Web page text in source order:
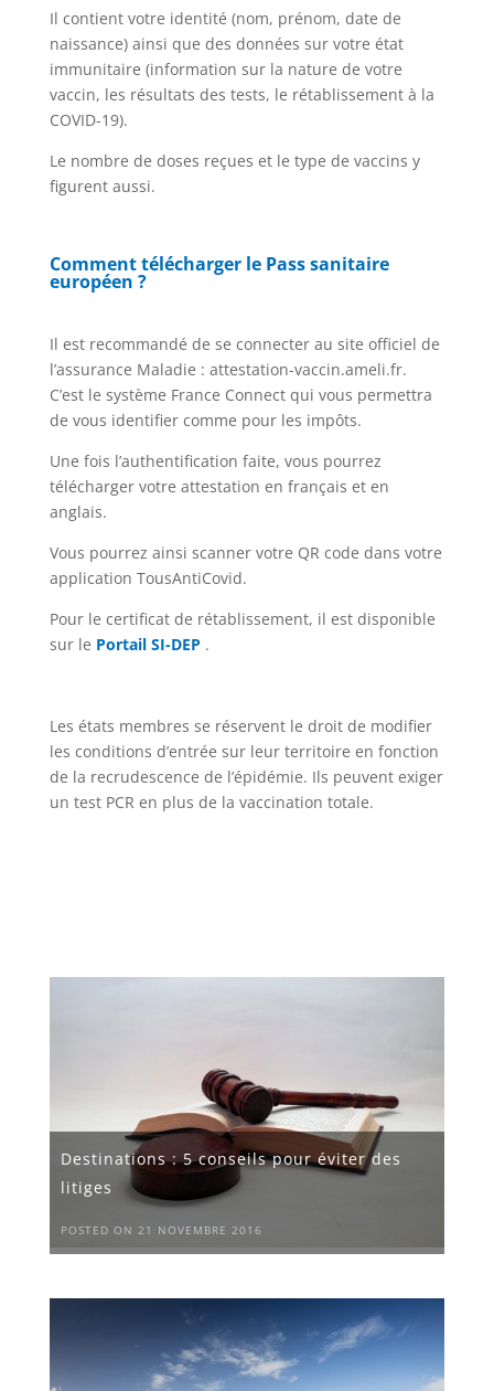
Il contient votre identité (nom, prénom, date de
naissance) ainsi que des données sur votre état
immunitaire (information sur la nature de votre
vaccin, les résultats des tests, le rétablissement à la
COVID-19).
Le nombre de doses reçues et le type de vaccins y
figurent aussi.
Comment télécharger le Pass sanitaire
européen ?
Il est recommandé de se connecter au site officiel de
l’assurance Maladie : attestation-vaccin.ameli.fr.
C’est le système France Connect qui vous permettra
de vous identifier comme pour les impôts.
Une fois l’authentification faite, vous pourrez
télécharger votre attestation en français et en
anglais.
Vous pourrez ainsi scanner votre QR code dans votre
application TousAntiCovid.
Pour le certificat de rétablissement, il est disponible
sur le Portail SI-DEP .
Les états membres se réservent le droit de modifier
les conditions d’entrée sur leur territoire en fonction
de la recrudescence de l’épidémie. Ils peuvent exiger
un test PCR en plus de la vaccination totale.
Destinations : 5 conseils pour éviter des
litiges
POSTED ON 21 NOVEMBRE 2016